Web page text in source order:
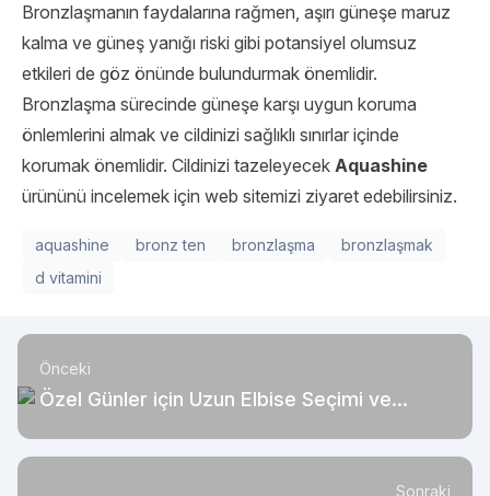
Bronzlaşmanın faydalarına rağmen, aşırı güneşe maruz
kalma ve güneş yanığı riski gibi potansiyel olumsuz
etkileri de göz önünde bulundurmak önemlidir.
Bronzlaşma sürecinde güneşe karşı uygun koruma
önlemlerini almak ve cildinizi sağlıklı sınırlar içinde
korumak önemlidir. Cildinizi tazeleyecek Aquashine
ürününü incelemek için web sitemizi ziyaret edebilirsiniz.
aquashine bronz ten bronzlaşma
bronzlaşmak
d vitamini
Önceki
Özel Günler için Uzun Elbise Seçimi ve
Sonraki